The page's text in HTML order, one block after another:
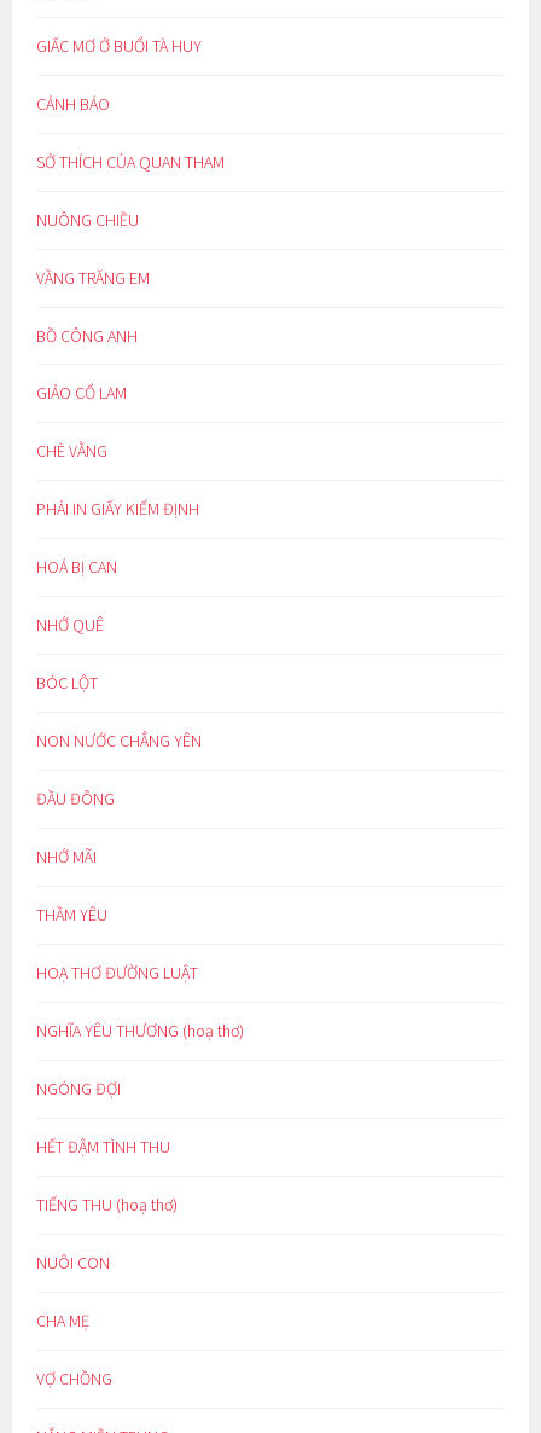
GIẤC MƠ Ở BUỔI TÀ HUY
CẢNH BÁO
SỞ THÍCH CỦA QUAN THAM
NUÔNG CHIỀU
VẦNG TRĂNG EM
BỒ CÔNG ANH
GIẢO CỔ LAM
CHÈ VẰNG
PHẢI IN GIẤY KIỂM ĐỊNH
HOÁ BỊ CAN
NHỚ QUÊ
BÓC LỘT
NON NƯỚC CHẲNG YÊN
ĐẦU ĐÔNG
NHỚ MÃI
THẦM YÊU
HOẠ THƠ ĐƯỜNG LUẬT
NGHĨA YÊU THƯƠNG (hoạ thơ)
NGÓNG ĐỢI
HẾT ĐẬM TÌNH THU
TIẾNG THU (hoạ thơ)
NUÔI CON
CHA MẸ
VỢ CHỒNG